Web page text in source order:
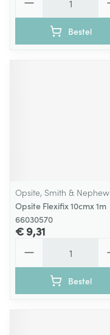
Bestel
Opsite, Smith & Nephew
Opsite Flexifix 10cmx 1m
66030570
€ 9,31
Bestel